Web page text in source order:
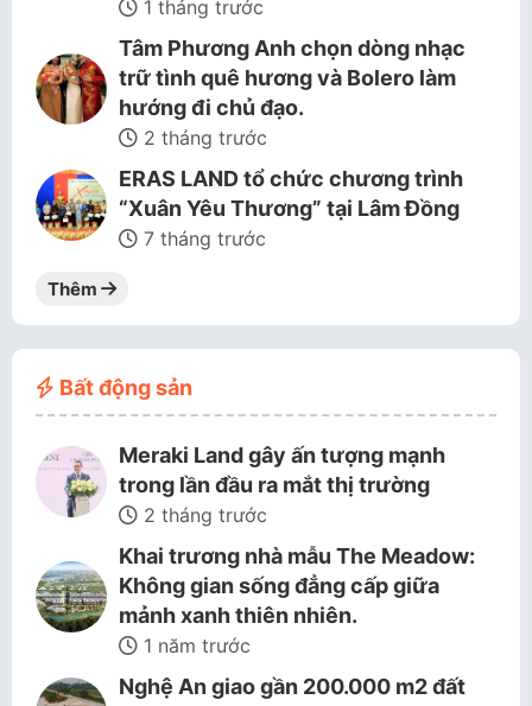
1 tháng trước
Tâm Phương Anh chọn dòng nhạc
trữ tình quê hương và Bolero làm
hướng đi chủ đạo.
2 tháng trước
ERAS LAND tổ chức chương trình
“Xuân Yêu Thương” tại Lâm Đồng
7 tháng trước
Thêm
Bất động sản
Meraki Land gây ấn tượng mạnh
trong lần đầu ra mắt thị trường
2 tháng trước
Khai trương nhà mẫu The Meadow:
Không gian sống đẳng cấp giữa
mảnh xanh thiên nhiên.
1 năm trước
Nghệ An giao gần 200.000 m2 đất